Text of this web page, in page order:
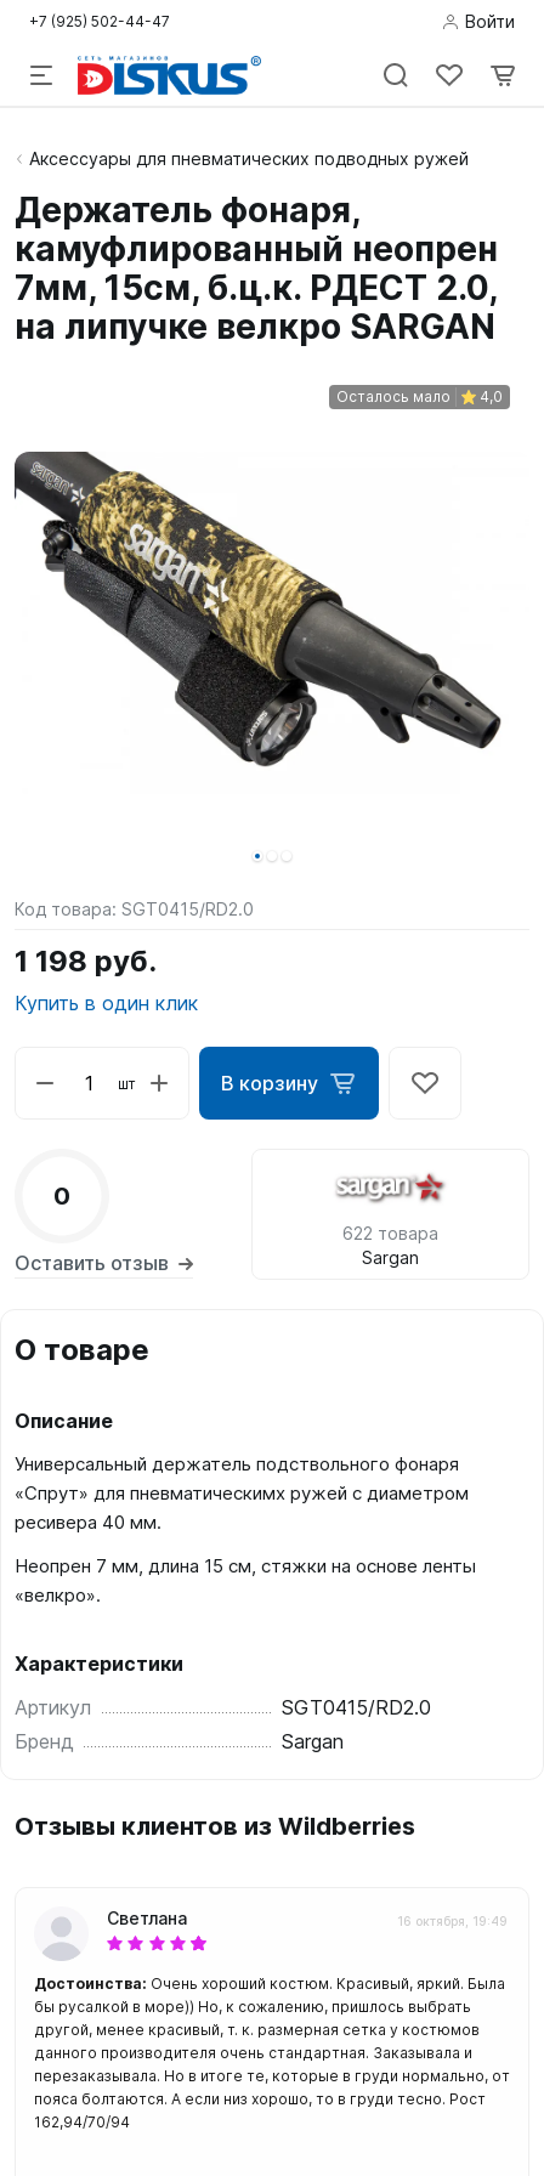
+7 (925) 502-44-47 Войти
Подводная
Дайвинг
Снорклинг /
Пляж
Детям
Бассейн
SUP-
сёрфинг
Подарочные
Аксессуары для пневматических подводных ружей
Держатель фонаря,
камуфлированный неопрен
7мм, 15см, б.ц.к. РДЕСТ 2.0,
на липучке велкро SARGAN
Осталось мало 4,0
Код товара: SGT0415/RD2.0
1 198 руб.
Купить в один клик
шт В корзину
0
Оставить отзыв
622 товара
Sargan
О товаре
Описание
Универсальный держатель подствольного фонаря
«Спрут» для пневматическимх ружей с диаметром
ресивера 40 мм.
Неопрен 7 мм, длина 15 см, стяжки на основе ленты
«велкро».
Характеристики
Артикул
SGT0415/RD2.0
Бренд
Sargan
Отзывы клиентов из Wildberries
Светлана 16 октября, 19:49
Достоинства: Очень хороший костюм. Красивый, яркий. Была
бы русалкой в море)) Но, к сожалению, пришлось выбрать
другой, менее красивый, т. к. размерная сетка у костюмов
данного производителя очень стандартная. Заказывала и
перезаказывала. Но в итоге те, которые в груди нормально, от
пояса болтаются. А если низ хорошо, то в груди тесно. Рост
162,94/70/94